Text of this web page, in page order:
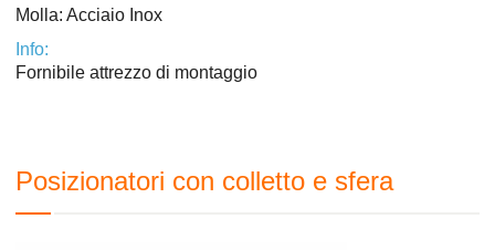
Molla: Acciaio Inox
Info:
Fornibile attrezzo di montaggio
Posizionatori con colletto e sfera